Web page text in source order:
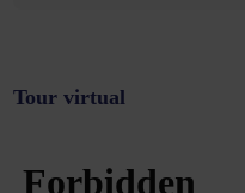
Tour virtual